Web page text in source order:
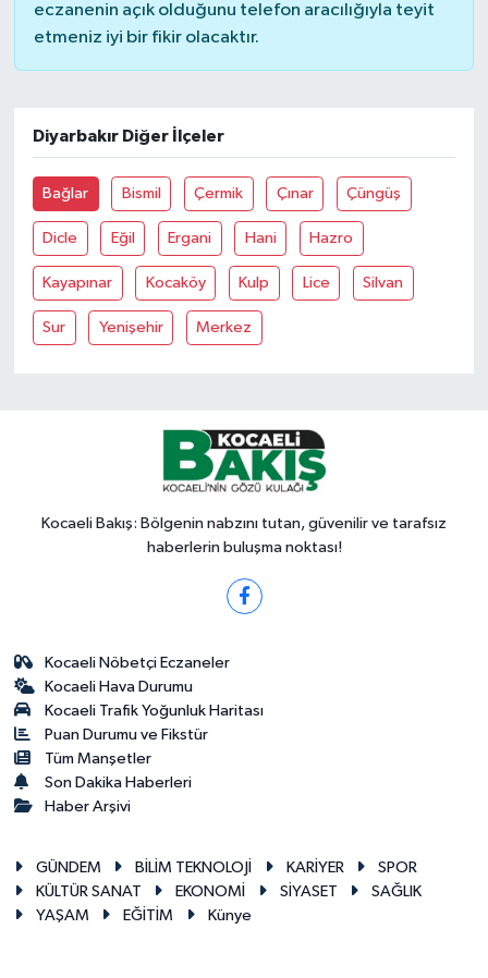
eczanenin açık olduğunu telefon aracılığıyla teyit
etmeniz iyi bir fikir olacaktır.
Diyarbakır Diğer İlçeler
Bağlar Bismil Çermik Çınar Çüngüş
Dicle Eğil Ergani Hani Hazro
Kayapınar Kocaköy Kulp Lice Silvan
Sur Yenişehir Merkez
Kocaeli Bakış: Bölgenin nabzını tutan, güvenilir ve tarafsız
haberlerin buluşma noktası!
Kocaeli Nöbetçi Eczaneler
Kocaeli Hava Durumu
Kocaeli Trafik Yoğunluk Haritası
Puan Durumu ve Fikstür
Tüm Manşetler
Son Dakika Haberleri
Haber Arşivi
GÜNDEM BİLİM TEKNOLOJİ KARİYER
SPOR
KÜLTÜR SANAT
EKONOMİ SİYASET
SAĞLIK
YAŞAM
EĞİTİM Künye